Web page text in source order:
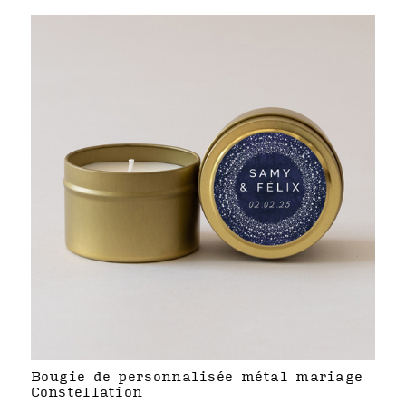
Bougie de personnalisée métal mariage
Constellation